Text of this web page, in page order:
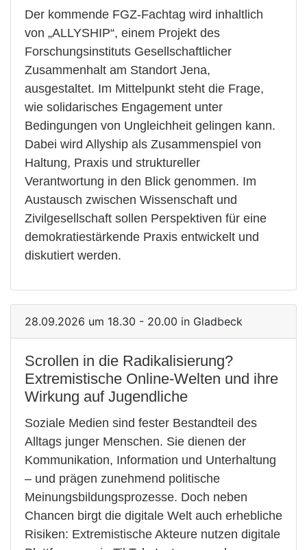
Der kommende FGZ-Fachtag wird inhaltlich
von „ALLYSHIP“, einem Projekt des
Forschungsinstituts Gesellschaftlicher
Zusammenhalt am Standort Jena,
ausgestaltet. Im Mittelpunkt steht die Frage,
wie solidarisches Engagement unter
Bedingungen von Ungleichheit gelingen kann.
Dabei wird Allyship als Zusammenspiel von
Haltung, Praxis und struktureller
Verantwortung in den Blick genommen. Im
Austausch zwischen Wissenschaft und
Zivilgesellschaft sollen Perspektiven für eine
demokratiestärkende Praxis entwickelt und
diskutiert werden.
28.09.2026 um 18.30 - 20.00 in Gladbeck
Scrollen in die Radikalisierung?
Extremistische Online-Welten und ihre
Wirkung auf Jugendliche
Soziale Medien sind fester Bestandteil des
Alltags junger Menschen. Sie dienen der
Kommunikation, Information und Unterhaltung
– und prägen zunehmend politische
Meinungsbildungsprozesse. Doch neben
Chancen birgt die digitale Welt auch erhebliche
Risiken: Extremistische Akteure nutzen digitale